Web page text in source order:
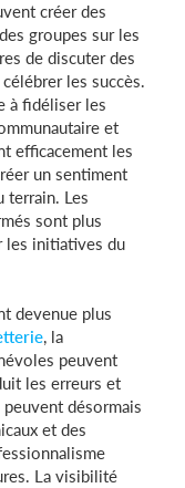
créer des
groupes sur les
de discuter des
les succès.
à fidéliser les
et
efficacement les
un sentiment
terrain. Les
sont plus
les initiatives du
devenue plus
, la
peuvent
les erreurs et
désormais
et des
La visibilité